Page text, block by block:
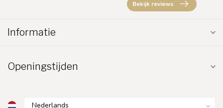
Bekijk reviews
Informatie
Openingstijden